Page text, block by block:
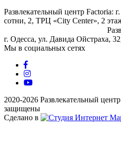
Развлекательный центр Factoria:
сотни, 2, ТРЦ «City Center», 2
г. Одесса, ул. Давида Ойстраха,
Мы в социальных сетях
2020-2026 Развлекательный
защищены
Сделано в